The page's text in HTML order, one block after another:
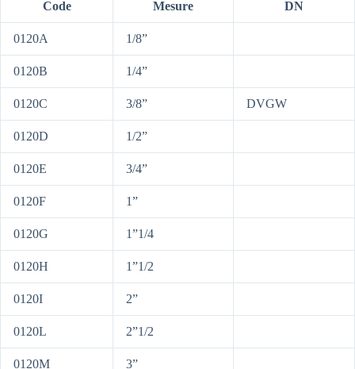
Code Mesure DN
0120A 1/8”
0120B 1/4”
0120C 3/8” DVGW
0120D 1/2”
0120E 3/4”
0120F 1”
0120G 1”1/4
0120H 1”1/2
0120I 2”
0120L 2”1/2
0120M 3”